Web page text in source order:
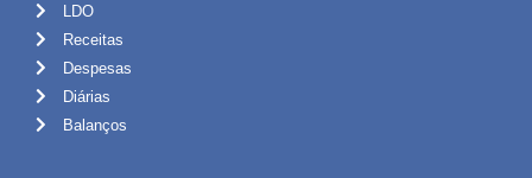
LDO
Receitas
Despesas
Diárias
Balanços